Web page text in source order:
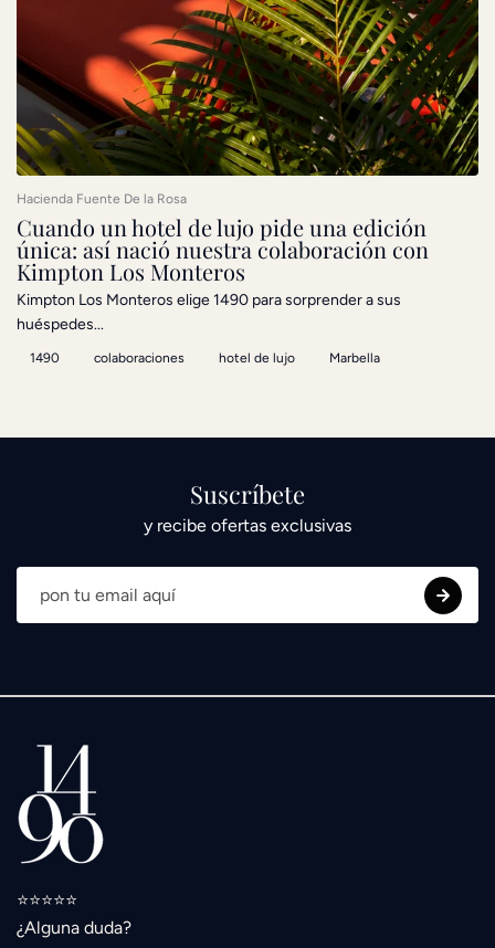
Hacienda Fuente De la Rosa
Cuando un hotel de lujo pide una edición
única: así nació nuestra colaboración con
Kimpton Los Monteros
Kimpton Los Monteros elige 1490 para sorprender a sus
huéspedes...
1490 colaboraciones hotel de lujo Marbella
Suscríbete
y recibe ofertas exclusivas
⭐️⭐️⭐️⭐️⭐️
¿Alguna duda?